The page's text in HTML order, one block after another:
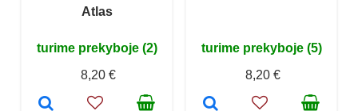
Atlas
turime prekyboje (2)
8,20 €
turime prekyboje (5)
8,20 €